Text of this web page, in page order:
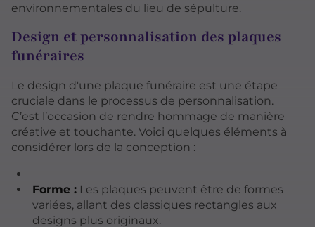
environnementales du lieu de sépulture.
Design et personnalisation des plaques
funéraires
Le design d'une plaque funéraire est une étape
cruciale dans le processus de personnalisation.
C’est l’occasion de rendre hommage de manière
créative et touchante. Voici quelques éléments à
considérer lors de la conception :
Forme :Les plaques peuvent être de formes
variées, allant des classiques rectangles aux
designs plus originaux.